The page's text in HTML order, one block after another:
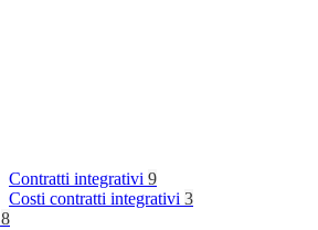
Contratti integrativi 9
Costi contratti integrativi 3
8